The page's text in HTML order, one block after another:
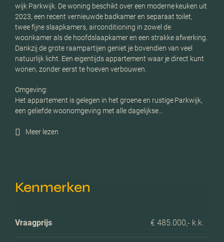
wijk Parkwijk. De woning beschikt over een moderne keuken uit
2023, een recent vernieuwde badkamer en separaat toilet,
twee fijne slaapkamers, airconditioning in zowel de
woonkamer als de hoofdslaapkamer en een strakke afwerking.
Dankzij de grote raampartijen geniet je bovendien van veel
natuurlijk licht. Een eigentijds appartement waar je direct kunt
wonen, zonder eerst te hoeven verbouwen.
Omgeving:
Het appartement is gelegen in het groene en rustige Parkwijk,
een geliefde woonomgeving met alle dagelijkse…
Meer lezen
Kenmerken
Vraagprijs € 485.000,- k.k.